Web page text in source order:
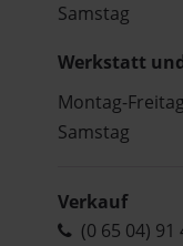
Samstag
Werkstatt
Montag-Freitag
Samstag
Verkauf
(0 65 04) 91